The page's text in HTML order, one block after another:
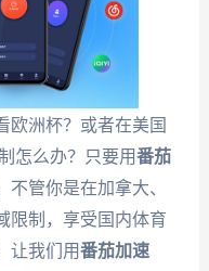
洲杯？或者在美国
怎么办？只要用番茄
管你是在加拿大、
限制，享受国内体育
让我们用番茄加速